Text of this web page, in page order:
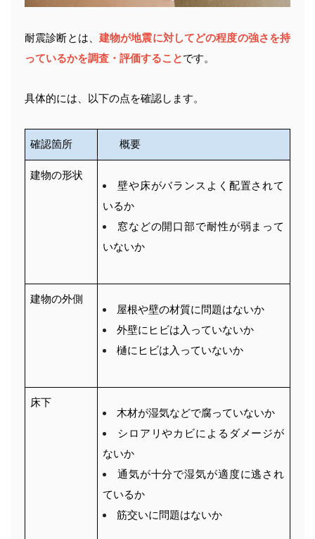
耐震診断とは、 建物が地震に対してどの程度の強さを持
っているかを調査・評価することです。
具体的には、以下の点を確認します。
確認箇所 概要
建物の形状
壁や床がバランスよく配置されて
いるか
窓などの開口部で耐性が弱まって
いないか
建物の外側
屋根や壁の材質に問題はないか
外壁にヒビは入っていないか
樋にヒビは入っていないか
床下
木材が湿気などで腐っていないか
シロアリやカビによるダメージが
ないか
通気が十分で湿気が適度に逃され
ているか
筋交いに問題はないか